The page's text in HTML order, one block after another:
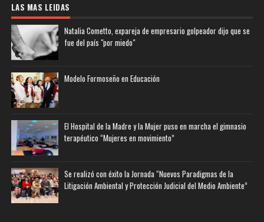
LAS MAS LEIDAS
Natalia Cometto, expareja de empresario golpeador dijo que se
fue del país "por miedo"
Modelo Formoseño en Educación
El Hospital de la Madre y la Mujer puso en marcha el gimnasio
terapéutico “Mujeres en movimiento”
Se realizó con éxito la Jornada “Nuevos Paradigmas de la
Litigación Ambiental y Protección Judicial del Medio Ambiente”